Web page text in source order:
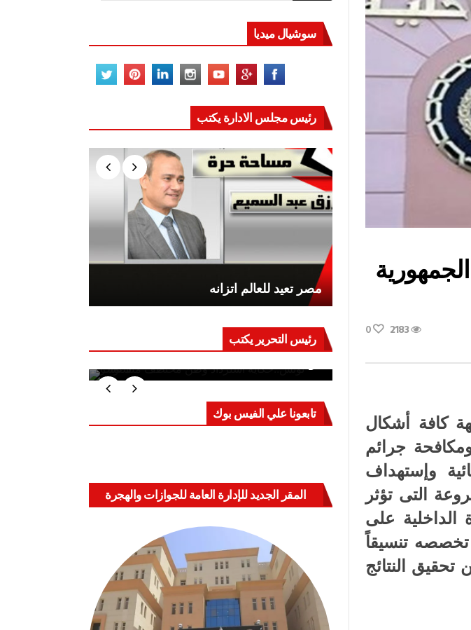
2183
0
كافة أشكال
جرائم
وإستهداف
التى تؤثر
الداخلية على
تخصصه تنسيقاً
النتائج
سوشيال ميديا
رئيس مجلس الادارة يكتب
مصر تعيد للعالم اتزانه
رئيس التحرير يكتب
حرب على العقول.. حادثة دمياط تكشف
لا ينامون
تابعونا علي الفيس بوك
المقر الجديد للإدارة العامة للجوازات والهجرة